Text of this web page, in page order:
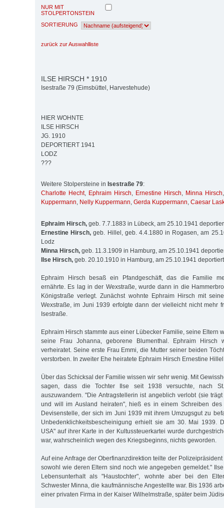
NUR MIT
STOLPERTONSTEIN
SORTIERUNG
zurück zur Auswahlliste
ILSE HIRSCH * 1910
Isestraße 79 (Eimsbüttel, Harvestehude)
HIER WOHNTE
ILSE HIRSCH
JG. 1910
DEPORTIERT 1941
LODZ
???
Weitere Stolpersteine in Isestraße 79:
Charlotte Hecht, Ephraim Hirsch, Ernestine Hirsch, Minna Hirsch
Kuppermann, Nelly Kuppermann, Gerda Kuppermann, Caesar
Ephraim Hirsch, geb. 7.7.1883 in Lübeck, am 25.10.1941
Ernestine Hirsch, geb. Hillel, geb. 4.4.1880 in Rogasen, am
Lodz
Minna Hirsch, geb. 11.3.1909 in Hamburg, am 25.10.1941
Ilse Hirsch, geb. 20.10.1910 in Hamburg, am 25.10.1941
Ephraim Hirsch besaß ein Pfandgeschäft, das die Familie
ernährte. Es lag in der Wexstraße, wurde dann in die
Königstraße verlegt. Zunächst wohnte Ephraim Hirsch mit
Wexstraße, im Juni 1939 erfolgte dann der vielleicht nicht mehr
Isestraße.
Ephraim Hirsch stammte aus einer Lübecker Familie, seine Eltern
seine Frau Johanna, geborene Blumenthal. Ephraim Hirsch
verheiratet. Seine erste Frau Emmi, die Mutter seiner beiden
verstorben. In zweiter Ehe heiratete Ephraim Hirsch Ernestine
Über das Schicksal der Familie wissen wir sehr wenig. Mit
sagen, dass die Tochter Ilse seit 1938 versuchte, nach
auszuwandern. "Die Antragstellerin ist angeblich verlobt (sie
und will im Ausland heiraten", hieß es in einem Schreiben des
Devisenstelle, der sich im Juni 1939 mit ihrem Umzugsgut zu
Unbedenklichkeitsbescheinigung erhielt sie am 30. Mai 1939.
USA" auf ihrer Karte in der Kultussteuerkartei wurde
war, wahrscheinlich wegen des Kriegsbeginns, nichts geworden.
Auf eine Anfrage der Oberfinanzdirektion teilte der
sowohl wie deren Eltern sind noch wie angegeben gemeldet."
Lebensunterhalt als "Haustochter", wohnte aber bei den
Schwester Minna, die kaufmännische Angestellte war. Bis 1936
einer privaten Firma in der Kaiser Wilhelmstraße, später beim